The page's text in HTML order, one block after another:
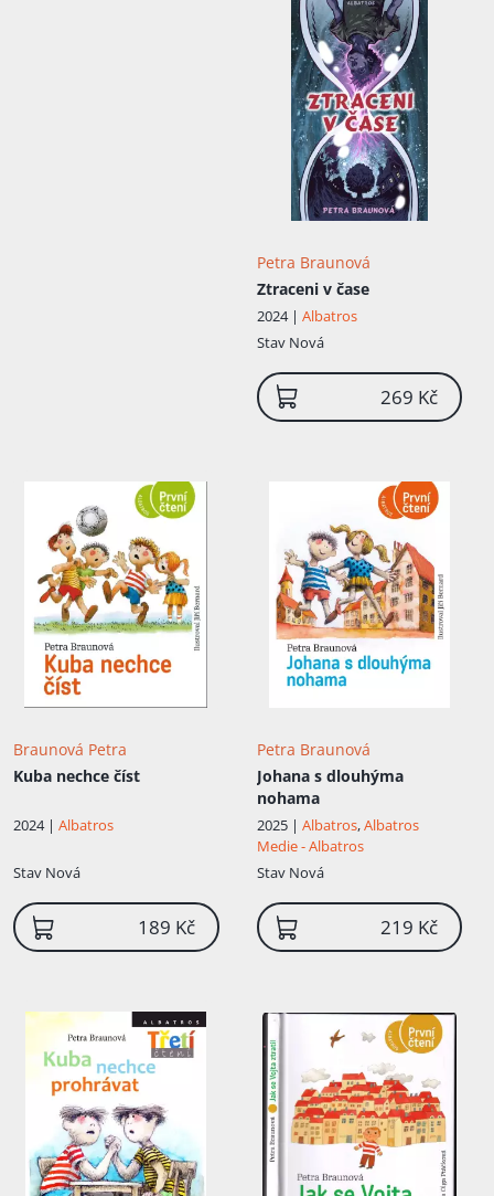
Petra Braunová
Ztraceni v čase
2024 | Albatros
Stav Nová
269 Kč
Braunová Petra
Kuba nechce číst
2024 | Albatros
Stav Nová
189 Kč
Petra Braunová
Johana s dlouhýma
nohama
2025 | Albatros,Albatros
Medie - Albatros
Stav Nová
219 Kč